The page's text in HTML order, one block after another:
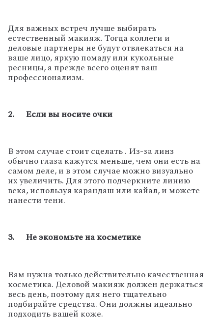
Для важных встреч лучше выбирать
естественный макияж. Тогда коллеги и
деловые партнеры не будут отвлекаться на
ваше лицо, яркую помаду или кукольные
ресницы, а прежде всего оценят ваш
профессионализм.
2. Если вы носите очки
В этом случае стоит сделать . Из-за линз
обычно глаза кажутся меньше, чем они есть на
самом деле, и в этом случае можно визуально
их увеличить. Для этого подчеркните линию
века, используя карандаш или кайал, и можете
нанести тени.
3. Не экономьте на косметике
Вам нужна только действительно качественная
косметика. Деловой макияж должен держаться
весь день, поэтому для него тщательно
подбирайте средства. Они должны идеально
подходить вашей коже.